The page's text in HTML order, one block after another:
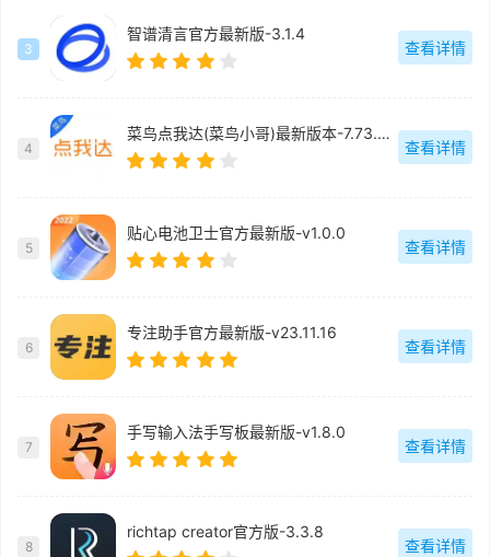
3
智谱清言官方最新版-3.1.4
查看详情
4
菜鸟点我达(菜鸟小哥)最新版本-7.73.0.6
查看详情
5
贴心电池卫士官方最新版-v1.0.0
查看详情
6
专注助手官方最新版-v23.11.16
查看详情
7
手写输入法手写板最新版-v1.8.0
查看详情
8
richtap creator官方版-3.3.8
查看详情